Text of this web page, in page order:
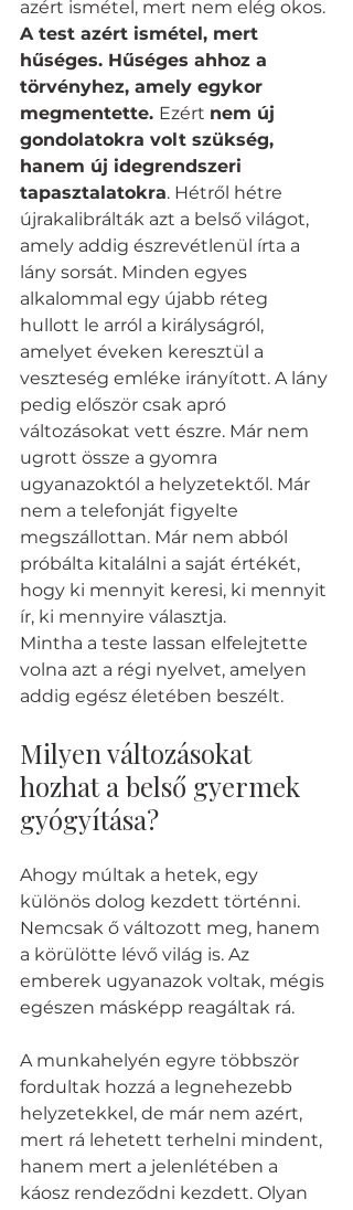
azért ismétel, mert nem elég okos.
A test azért ismétel, mert
hűséges. Hűséges ahhoz a
törvényhez, amely egykor
megmentette. Ezért nem új
gondolatokra volt szükség,
hanem új idegrendszeri
tapasztalatokra. Hétről hétre
újrakalibrálták azt a belső világot,
amely addig észrevétlenül írta a
lány sorsát. Minden egyes
alkalommal egy újabb réteg
hullott le arról a királyságról,
amelyet éveken keresztül a
veszteség emléke irányított. A lány
pedig először csak apró
változásokat vett észre. Már nem
ugrott össze a gyomra
ugyanazoktól a helyzetektől. Már
nem a telefonját figyelte
megszállottan. Már nem abból
próbálta kitalálni a saját értékét,
hogy ki mennyit keresi, ki mennyit
ír, ki mennyire választja.
Mintha a teste lassan elfelejtette
volna azt a régi nyelvet, amelyen
addig egész életében beszélt.
Milyen változásokat
hozhat a belső gyermek
gyógyítása?
Ahogy múltak a hetek, egy
különös dolog kezdett történni.
Nemcsak ő változott meg, hanem
a körülötte lévő világ is. Az
emberek ugyanazok voltak, mégis
egészen másképp reagáltak rá.
A munkahelyén egyre többször
fordultak hozzá a legnehezebb
helyzetekkel, de már nem azért,
mert rá lehetett terhelni mindent,
hanem mert a jelenlétében a
káosz rendeződni kezdett. Olyan